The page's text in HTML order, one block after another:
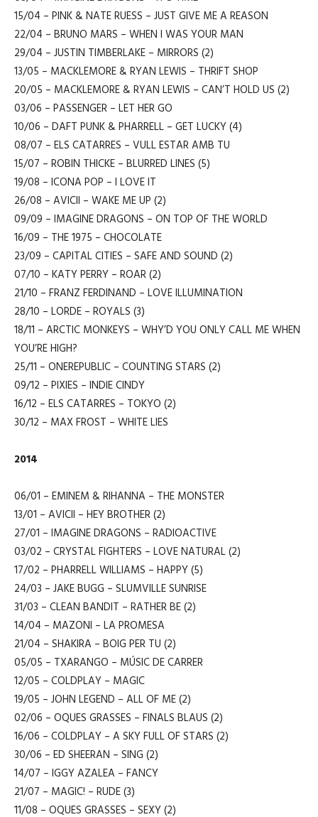
15/04 – PINK & NATE RUESS – JUST GIVE ME A REASON
22/04 – BRUNO MARS – WHEN I WAS YOUR MAN
29/04 – JUSTIN TIMBERLAKE – MIRRORS (2)
13/05 – MACKLEMORE & RYAN LEWIS – THRIFT SHOP
20/05 – MACKLEMORE & RYAN LEWIS – CAN’T HOLD US (2)
03/06 – PASSENGER – LET HER GO
10/06 – DAFT PUNK & PHARRELL – GET LUCKY (4)
08/07 – ELS CATARRES – VULL ESTAR AMB TU
15/07 – ROBIN THICKE – BLURRED LINES (5)
19/08 – ICONA POP – I LOVE IT
26/08 – AVICII – WAKE ME UP (2)
09/09 – IMAGINE DRAGONS – ON TOP OF THE WORLD
16/09 – THE 1975 – CHOCOLATE
23/09 – CAPITAL CITIES – SAFE AND SOUND (2)
07/10 – KATY PERRY – ROAR (2)
21/10 – FRANZ FERDINAND – LOVE ILLUMINATION
28/10 – LORDE – ROYALS (3)
18/11 – ARCTIC MONKEYS – WHY’D YOU ONLY CALL ME WHEN
YOU’RE HIGH?
25/11 – ONEREPUBLIC – COUNTING STARS (2)
09/12 – PIXIES – INDIE CINDY
16/12 – ELS CATARRES – TOKYO (2)
30/12 – MAX FROST – WHITE LIES
2014
06/01 – EMINEM & RIHANNA – THE MONSTER
13/01 – AVICII – HEY BROTHER (2)
27/01 – IMAGINE DRAGONS – RADIOACTIVE
03/02 – CRYSTAL FIGHTERS – LOVE NATURAL (2)
17/02 – PHARRELL WILLIAMS – HAPPY (5)
24/03 – JAKE BUGG – SLUMVILLE SUNRISE
31/03 – CLEAN BANDIT – RATHER BE (2)
14/04 – MAZONI – LA PROMESA
21/04 – SHAKIRA – BOIG PER TU (2)
05/05 – TXARANGO – MÚSIC DE CARRER
12/05 – COLDPLAY – MAGIC
19/05 – JOHN LEGEND – ALL OF ME (2)
02/06 – OQUES GRASSES – FINALS BLAUS (2)
16/06 – COLDPLAY – A SKY FULL OF STARS (2)
30/06 – ED SHEERAN – SING (2)
14/07 – IGGY AZALEA – FANCY
21/07 – MAGIC! – RUDE (3)
11/08 – OQUES GRASSES – SEXY (2)